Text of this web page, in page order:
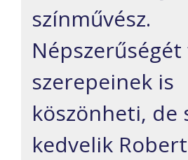
színművész.
szerepeinek is
köszönheti, de
kedvelik